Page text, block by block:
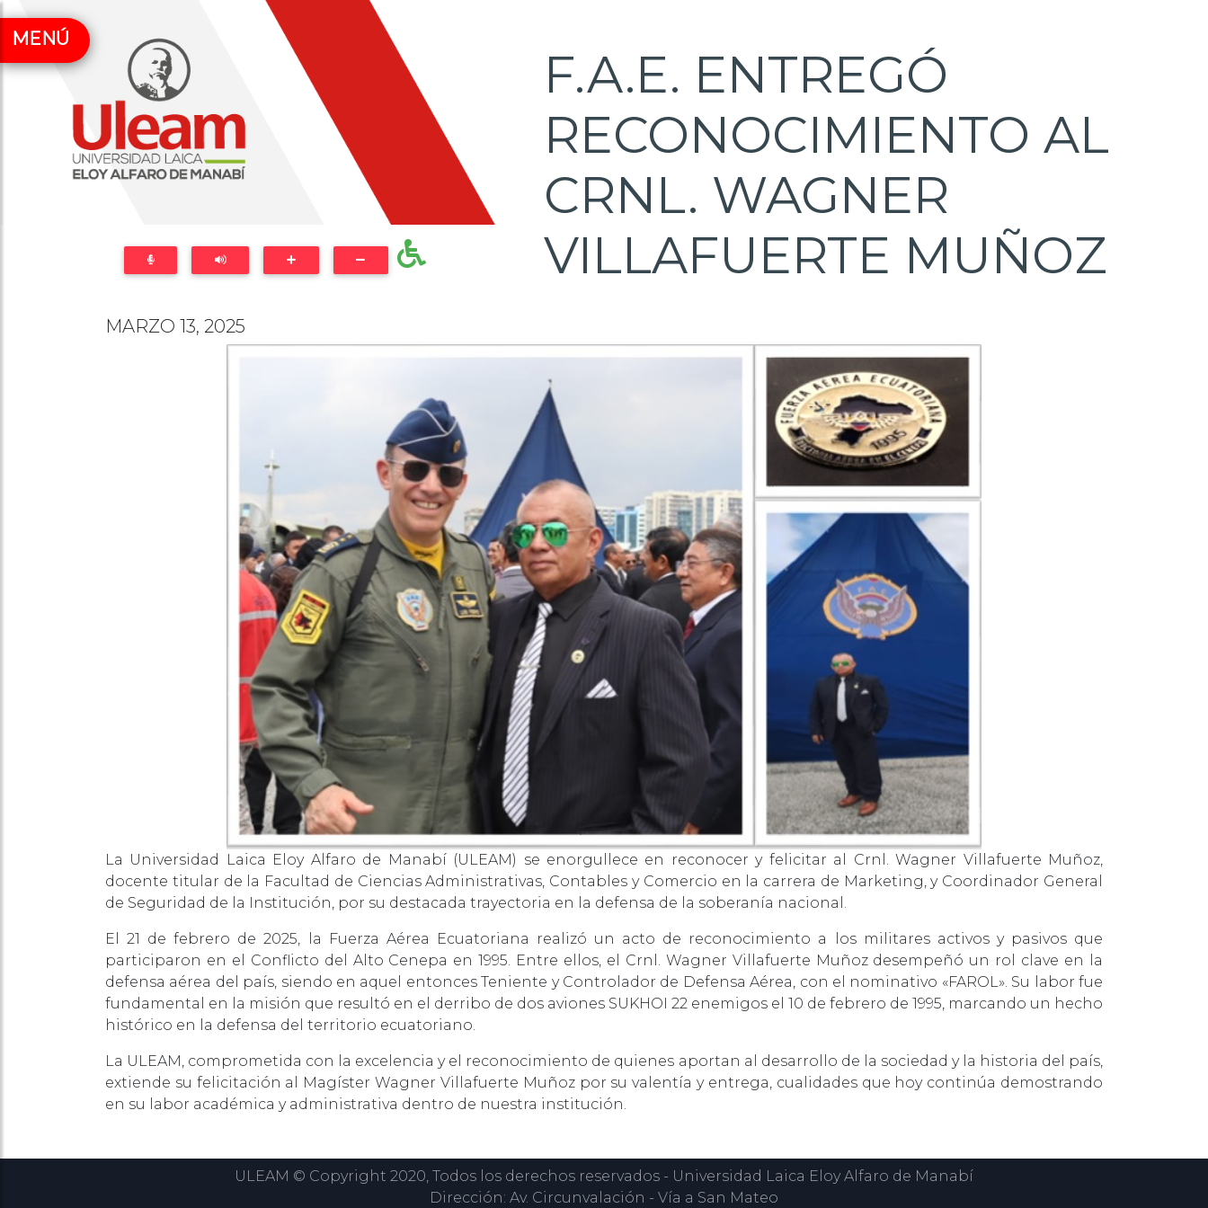
MENÚ
F.A.E. ENTREGÓ
RECONOCIMIENTO AL
CRNL. WAGNER
VILLAFUERTE MUÑOZ
MARZO 13, 2025
La Universidad Laica Eloy Alfaro de Manabí (ULEAM) se enorgullece en reconocer y felicitar al Crnl. Wagner Villafuerte Muñoz,
docente titular de la Facultad de Ciencias Administrativas, Contables y Comercio en la carrera de Marketing, y Coordinador General
de Seguridad de la Institución, por su destacada trayectoria en la defensa de la soberanía nacional.
El 21 de febrero de 2025, la Fuerza Aérea Ecuatoriana realizó un acto de reconocimiento a los militares activos y pasivos que
participaron en el Conflicto del Alto Cenepa en 1995. Entre ellos, el Crnl. Wagner Villafuerte Muñoz desempeñó un rol clave en la
defensa aérea del país, siendo en aquel entonces Teniente y Controlador de Defensa Aérea, con el nominativo «FAROL». Su labor fue
fundamental en la misión que resultó en el derribo de dos aviones SUKHOI 22 enemigos el 10 de febrero de 1995, marcando un hecho
histórico en la defensa del territorio ecuatoriano.
La ULEAM, comprometida con la excelencia y el reconocimiento de quienes aportan al desarrollo de la sociedad y la historia del país,
extiende su felicitación al Magíster Wagner Villafuerte Muñoz por su valentía y entrega, cualidades que hoy continúa demostrando
en su labor académica y administrativa dentro de nuestra institución.
ULEAM © Copyright 2020, Todos los derechos reservados - Universidad Laica Eloy Alfaro de Manabí
Dirección: Av. Circunvalación - Vía a San Mateo